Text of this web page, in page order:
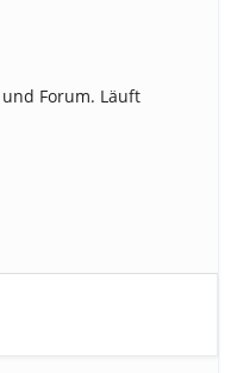
Forum. Läuft